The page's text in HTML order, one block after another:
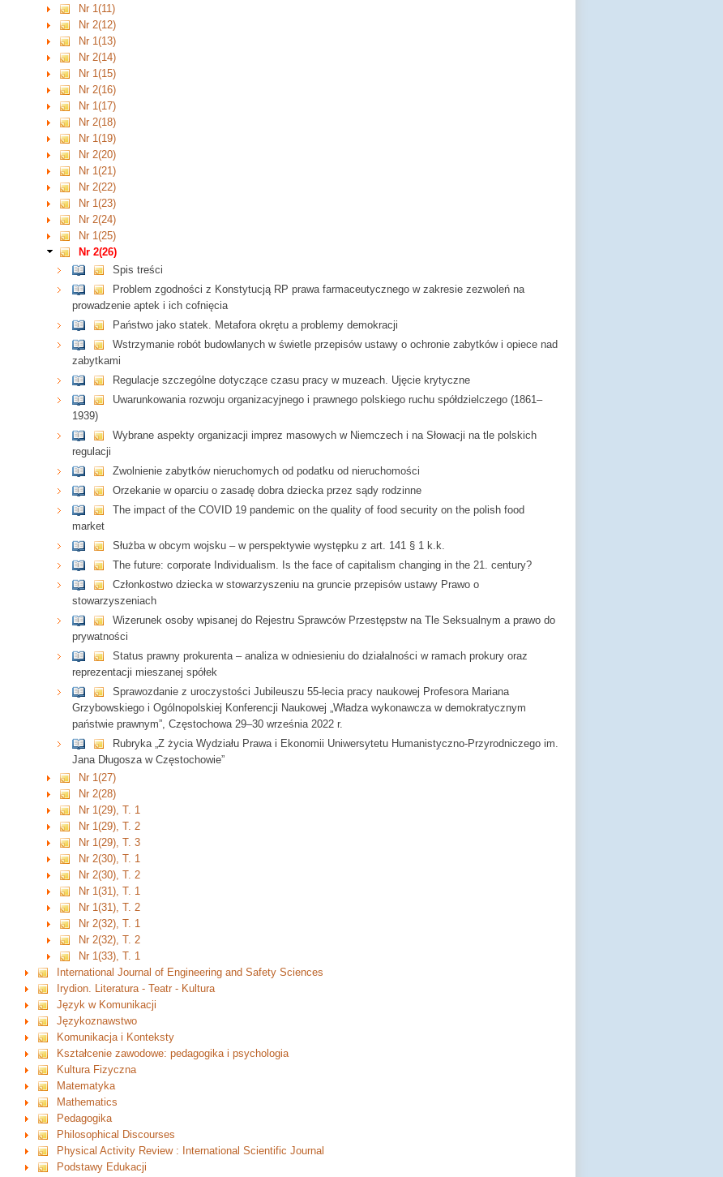
Nr 1(11)
Nr 2(12)
Nr 1(13)
Nr 2(14)
Nr 1(15)
Nr 2(16)
Nr 1(17)
Nr 2(18)
Nr 1(19)
Nr 2(20)
Nr 1(21)
Nr 2(22)
Nr 1(23)
Nr 2(24)
Nr 1(25)
Nr 2(26)
Spis treści
Problem zgodności z Konstytucją RP prawa farmaceutycznego w zakresie zezwoleń na
prowadzenie aptek i ich cofnięcia
Państwo jako statek. Metafora okrętu a problemy demokracji
Wstrzymanie robót budowlanych w świetle przepisów ustawy o ochronie zabytków i opiece nad
zabytkami
Regulacje szczególne dotyczące czasu pracy w muzeach. Ujęcie krytyczne
Uwarunkowania rozwoju organizacyjnego i prawnego polskiego ruchu spółdzielczego (1861–
1939)
Wybrane aspekty organizacji imprez masowych w Niemczech i na Słowacji na tle polskich
regulacji
Zwolnienie zabytków nieruchomych od podatku od nieruchomości
Orzekanie w oparciu o zasadę dobra dziecka przez sądy rodzinne
The impact of the COVID 19 pandemic on the quality of food security on the polish food
market
Służba w obcym wojsku – w perspektywie występku z art. 141 § 1 k.k.
The future: corporate Individualism. Is the face of capitalism changing in the 21. century?
Członkostwo dziecka w stowarzyszeniu na gruncie przepisów ustawy Prawo o
stowarzyszeniach
Wizerunek osoby wpisanej do Rejestru Sprawców Przestępstw na Tle Seksualnym a prawo do
prywatności
Status prawny prokurenta – analiza w odniesieniu do działalności w ramach prokury oraz
reprezentacji mieszanej spółek
Sprawozdanie z uroczystości Jubileuszu 55-lecia pracy naukowej Profesora Mariana
Grzybowskiego i Ogólnopolskiej Konferencji Naukowej „Władza wykonawcza w demokratycznym
państwie prawnym”, Częstochowa 29–30 września 2022 r.
Rubryka „Z życia Wydziału Prawa i Ekonomii Uniwersytetu Humanistyczno-Przyrodniczego im.
Jana Długosza w Częstochowie”
Nr 1(27)
Nr 2(28)
Nr 1(29), T. 1
Nr 1(29), T. 2
Nr 1(29), T. 3
Nr 2(30), T. 1
Nr 2(30), T. 2
Nr 1(31), T. 1
Nr 1(31), T. 2
Nr 2(32), T. 1
Nr 2(32), T. 2
Nr 1(33), T. 1
International Journal of Engineering and Safety Sciences
Irydion. Literatura - Teatr - Kultura
Język w Komunikacji
Językoznawstwo
Komunikacja i Konteksty
Kształcenie zawodowe: pedagogika i psychologia
Kultura Fizyczna
Matematyka
Mathematics
Pedagogika
Philosophical Discourses
Physical Activity Review : International Scientific Journal
Podstawy Edukacji